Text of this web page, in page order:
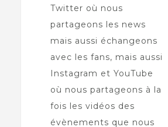
Twitter où nous
partageons les news
mais aussi échangeons
avec les fans, mais aussi
Instagram et YouTube
où nous partageons à la
fois les vidéos des
évènements que nous